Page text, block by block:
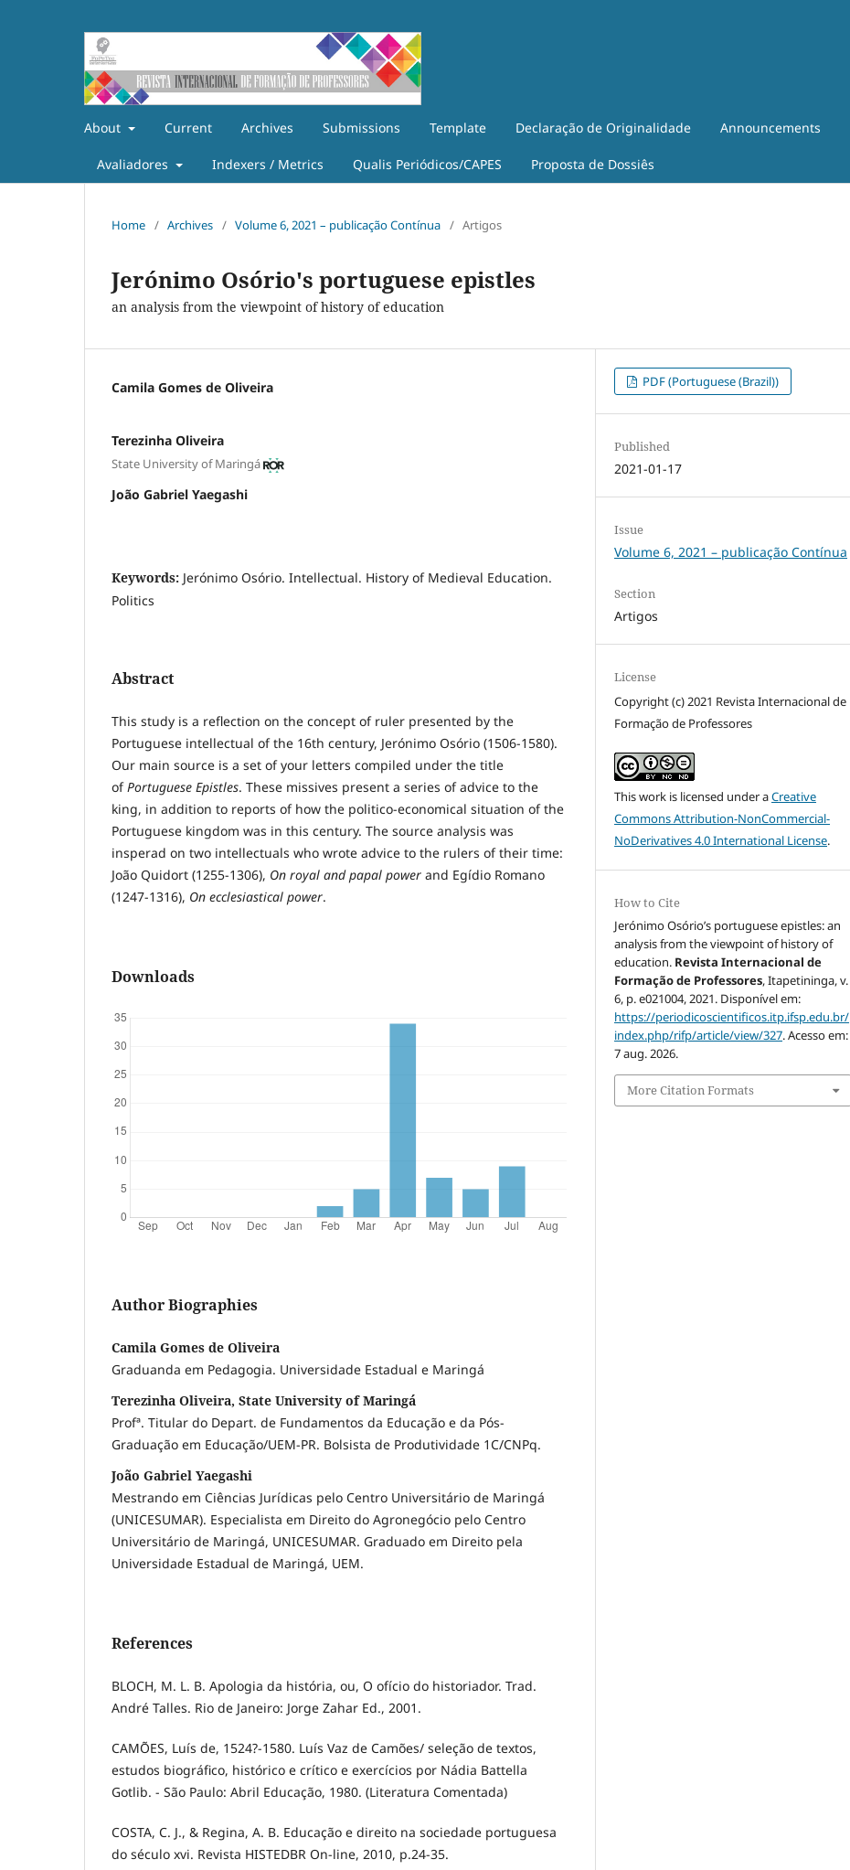
About Current Archives Submissions Template Declaração de Originalidade Announcements
Avaliadores Indexers / Metrics Qualis Periódicos/CAPES Proposta de Dossiês
Home / Archives / Volume 6, 2021 – publicação Contínua / Artigos
Jerónimo Osório's portuguese epistles
an analysis from the viewpoint of history of education
Camila Gomes de Oliveira
Terezinha Oliveira
State University of Maringá
João Gabriel Yaegashi
Keywords: Jerónimo Osório. Intellectual. History of Medieval Education.
Politics
Abstract
This study is a reflection on the concept of ruler presented by the
Portuguese intellectual of the 16th century, Jerónimo Osório (1506-1580).
Our main source is a set of your letters compiled under the title
ofPortuguese Epistles. These missives present a series of advice to the
king, in addition to reports of how the politico-economical situation of the
Portuguese kingdom was in this century. The source analysis was
insperad on two intellectuals who wrote advice to the rulers of their time:
João Quidort (1255-1306), On royal and papal power and Egídio Romano
(1247-1316), On ecclesiastical power.
Downloads
Author Biographies
Camila Gomes de Oliveira
Graduanda em Pedagogia. Universidade Estadual e Maringá
Terezinha Oliveira, State University of Maringá
Profª. Titular do Depart. de Fundamentos da Educação e da Pós-
Graduação em Educação/UEM-PR. Bolsista de Produtividade 1C/CNPq.
João Gabriel Yaegashi
Mestrando em Ciências Jurídicas pelo Centro Universitário de Maringá
(UNICESUMAR). Especialista em Direito do Agronegócio pelo Centro
Universitário de Maringá, UNICESUMAR. Graduado em Direito pela
Universidade Estadual de Maringá, UEM.
References
BLOCH, M. L. B. Apologia da história, ou, O ofício do historiador. Trad.
André Talles. Rio de Janeiro: Jorge Zahar Ed., 2001.
CAMÕES, Luís de, 1524?-1580. Luís Vaz de Camões/ seleção de textos,
estudos biográfico, histórico e crítico e exercícios por Nádia Battella
Gotlib. - São Paulo: Abril Educação, 1980. (Literatura Comentada)
COSTA, C. J., & Regina, A. B. Educação e direito na sociedade portuguesa
do século xvi. Revista HISTEDBR On-line, 2010, p.24-35.
PDF (Portuguese (Brazil))
Published
2021-01-17
Issue
Volume 6, 2021 – publicação Contínua
Section
Artigos
License
Copyright (c) 2021 Revista Internacional de
Formação de Professores
This work is licensed under aCreative
Commons Attribution-NonCommercial-
NoDerivatives 4.0 International License.
How to Cite
Jerónimo Osório’s portuguese epistles: an
analysis from the viewpoint of history of
education. Revista Internacional de
Formação de Professores, Itapetininga, v.
6, p. e021004, 2021. Disponível em:
https://periodicoscientificos.itp.ifsp.edu.br/
index.php/rifp/article/view/327. Acesso em:
7 aug. 2026.
More Citation Formats